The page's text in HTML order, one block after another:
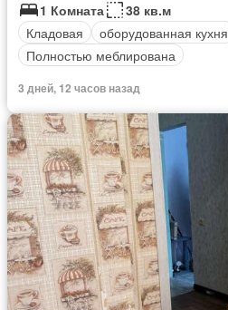
1 Комната
38 кв.м
Кладовая
оборудованная кухня
Полностью меблирована
3 дней, 12 часов назад